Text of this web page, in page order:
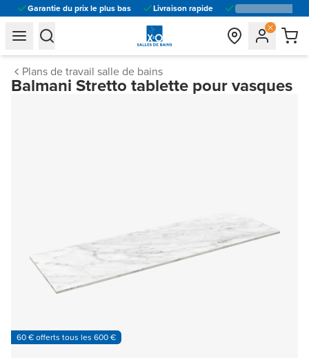
Garantie du prix le plus bas Livraison rapide
general.navigation.toggle_menu.label
general.navigation.toggle_menu.label
Plans de travail salle de bains
Balmani Stretto tablette pour vasques
60 € offerts tous les 600 €